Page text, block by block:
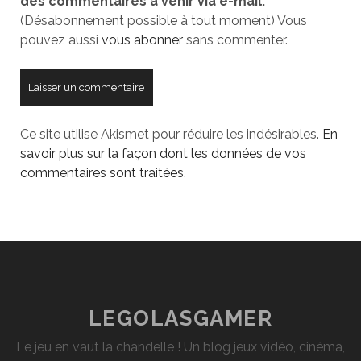
site
(Désabonnement possible à tout moment) Vous
pouvez aussi vous abonnersans commenter.
Ce site utilise Akismet pour réduire les indésirables. En
savoir plus sur la façon dont les données de vos
commentaires sont traitées.
LEGOLASGAMER
Le jeu en vaut la chandelle ! Un blog jeux vidéo, cinéma,